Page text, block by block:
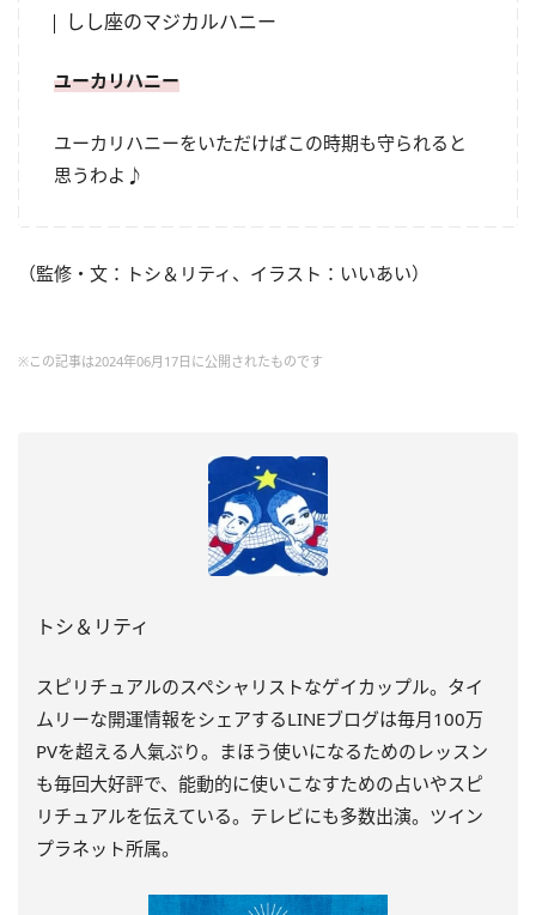
しし座のマジカルハニー
ユーカリハニー
ユーカリハニーをいただけばこの時期も守られると
思うわよ♪
（監修・文：トシ＆リティ、イラスト：いいあい）
※この記事は2024年06月17日に公開されたものです
トシ＆リティ
スピリチュアルのスペシャリストなゲイカップル。タイ
ムリーな開運情報をシェアするLINEブログは毎月100万
PVを超える人氣ぶり。まほう使いになるためのレッスン
も毎回大好評で、能動的に使いこなすための占いやスピ
リチュアルを伝えている。テレビにも多数出演。ツイン
プラネット所属。